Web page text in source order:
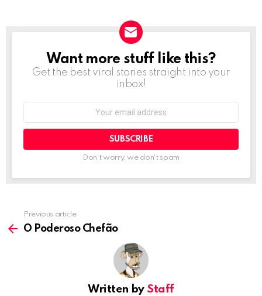
NEWSLETTER
Want more stuff like this?
Get the best viral stories straight into your
inbox!
Don't worry, we don't spam
more
Previous article
O Poderoso Chefão
Written by Staff